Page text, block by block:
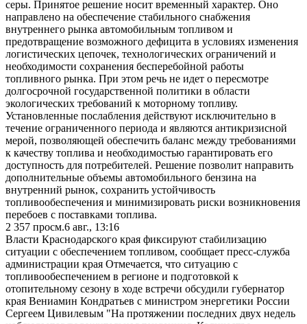
серы. Принятое решение носит временный характер. Оно
направлено на обеспечение стабильного снабжения
внутреннего рынка автомобильным топливом и
предотвращение возможного дефицита в условиях изменения
логистических цепочек, технологических ограничений и
необходимости сохранения бесперебойной работы
топливного рынка. При этом речь не идет о пересмотре
долгосрочной государственной политики в области
экологических требований к моторному топливу.
Установленные послабления действуют исключительно в
течение ограниченного периода и являются антикризисной
мерой, позволяющей обеспечить баланс между требованиями
к качеству топлива и необходимостью гарантировать его
доступность для потребителей. Решение позволит направить
дополнительные объемы автомобильного бензина на
внутренний рынок, сохранить устойчивость
топливообеспечения и минимизировать риски возникновения
перебоев с поставками топлива.
2 357 просм.6 авг., 13:16
Власти Краснодарского края фиксируют стабилизацию
ситуации с обеспечением топливом, сообщает пресс-служба
администрации края Отмечается, что ситуацию с
топливообеспечением в регионе и подготовкой к
отопительному сезону в ходе встречи обсудили губернатор
края Вениамин Кондратьев с министром энергетики России
Сергеем Цивилевым "На протяжении последних двух недель